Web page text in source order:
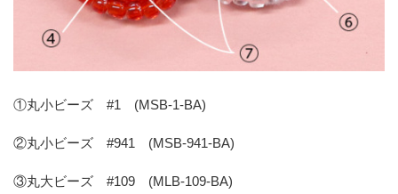
①丸小ビーズ #1 (MSB-1-BA)
②丸小ビーズ #941 (MSB-941-BA)
③丸大ビーズ #109 (MLB-109-BA)